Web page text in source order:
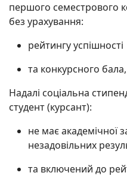
першого семестрового
без урахування:
рейтингу успішності
та конкурсного
Надалі соціальна
студент (курсант):
не має академічної
незадовільних
та включений до